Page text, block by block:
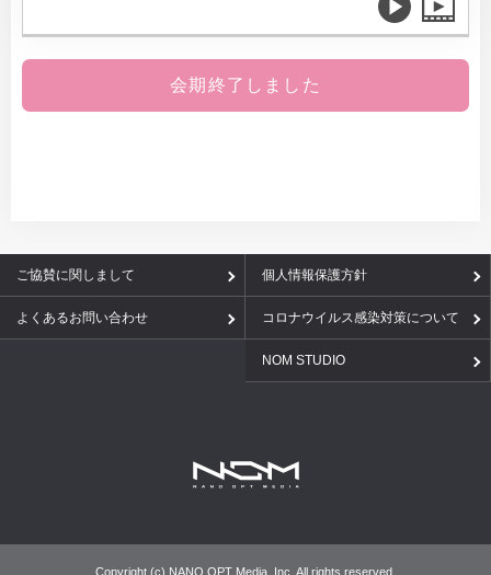
会期終了しました
ご協賛に関しまして 個人情報保護方針
よくあるお問い合わせ コロナウイルス感染対策について
NOM STUDIO
Copyright (c) NANO OPT Media, Inc. All rights reserved.